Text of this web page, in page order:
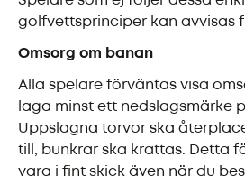
golfvettsprinciper kan avvisas
Omsorg om banan
Alla spelare förväntas visa
laga minst ett nedslagsmärke
Uppslagna torvor ska
till, bunkrar ska krattas. Detta
vara i fint skick även när du